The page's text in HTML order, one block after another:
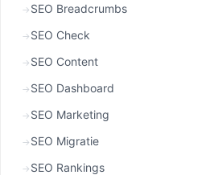
SEO Breadcrumbs
SEO Check
SEO Content
SEO Dashboard
SEO Marketing
SEO Migratie
SEO Rankings